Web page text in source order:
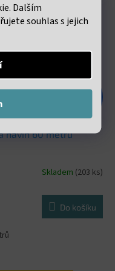
Dalším
souhlas s jejich
návin 60 metrů
Skladem (203 ks)
Do košíku